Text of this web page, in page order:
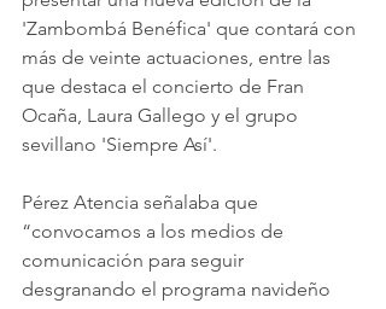
'Zambombá Benéfica' que contará con
más de veinte actuaciones, entre las
que destaca el concierto de Fran
Ocaña, Laura Gallego y el grupo
sevillano 'Siempre Así'.
Pérez Atencia señalaba que
“convocamos a los medios de
comunicación para seguir
desgranando el programa navideño